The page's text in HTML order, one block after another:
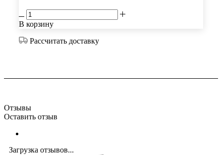
В корзину
Рассчитать доставку
Отзывы
Оставить отзыв
Загрузка отзывов...